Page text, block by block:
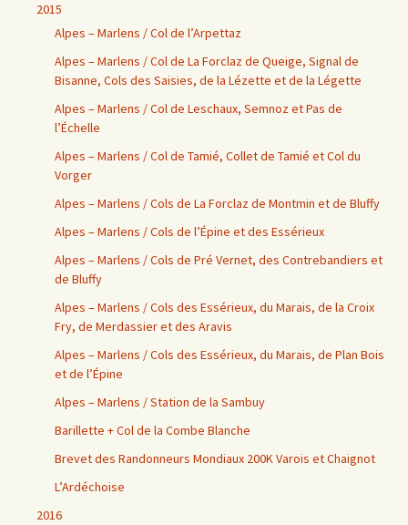
2015
Alpes – Marlens / Col de l’Arpettaz
Alpes – Marlens / Col de La Forclaz de Queige, Signal de
Bisanne, Cols des Saisies, de la Lézette et de la Légette
Alpes – Marlens / Col de Leschaux, Semnoz et Pas de
l’Échelle
Alpes – Marlens / Col de Tamié, Collet de Tamié et Col du
Vorger
Alpes – Marlens / Cols de La Forclaz de Montmin et de Bluffy
Alpes – Marlens / Cols de l’Épine et des Essérieux
Alpes – Marlens / Cols de Pré Vernet, des Contrebandiers et
de Bluffy
Alpes – Marlens / Cols des Essérieux, du Marais, de la Croix
Fry, de Merdassier et des Aravis
Alpes – Marlens / Cols des Essérieux, du Marais, de Plan Bois
et de l’Épine
Alpes – Marlens / Station de la Sambuy
Barillette + Col de la Combe Blanche
Brevet des Randonneurs Mondiaux 200K Varois et Chaignot
L’Ardéchoise
2016